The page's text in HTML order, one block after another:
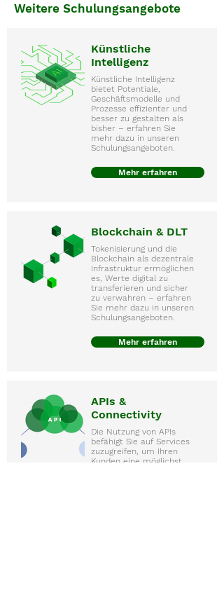
Weitere Schulungsangebote
Künstliche
Intelligenz
Künstliche Intelligenz
bietet Potentiale,
Geschäftsmodelle und
Prozesse effizienter und
besser zu gestalten als
bisher – erfahren Sie
mehr dazu in unseren
Schulungsangeboten.
Mehr erfahren
Blockchain & DLT
Tokenisierung und die
Blockchain als dezentrale
Infrastruktur ermöglichen
es, Werte digital zu
transferieren und sicher
zu verwahren – erfahren
Sie mehr dazu in unseren
Schulungsangeboten.
Mehr erfahren
APIs &
Connectivity
Die Nutzung von APIs
befähigt Sie auf Services
zuzugreifen, um Ihren
Kunden eine möglichst